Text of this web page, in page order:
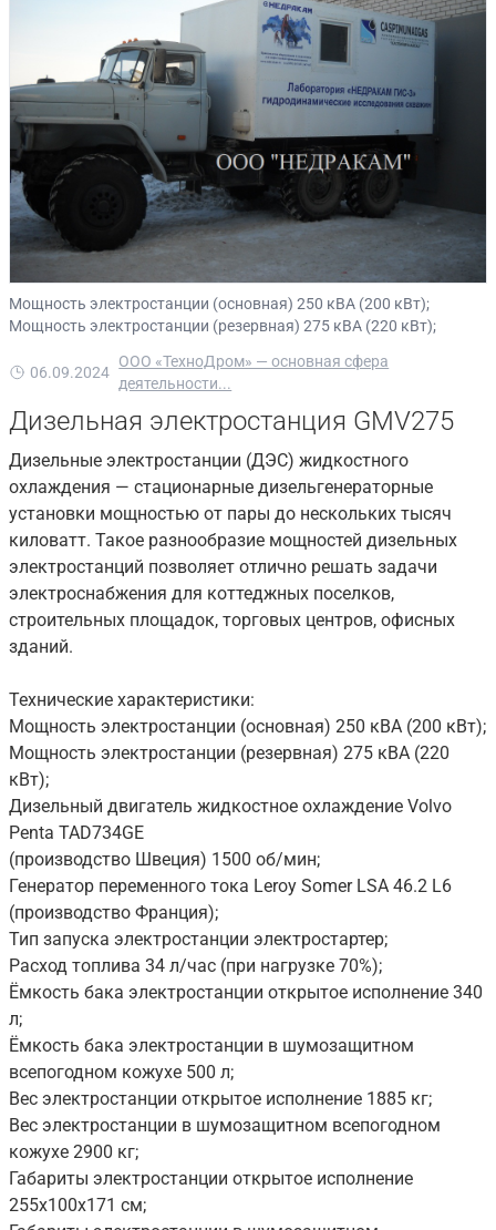
Мощность электростанции (основная) 250 кВА (200 кВт);
Мощность электростанции (резервная) 275 кВА (220 кВт);
06.09.2024
ООО «ТехноДром» — основная сфера
деятельности...
Дизельная электростанция GMV275
Дизельные электростанции (ДЭС) жидкостного
охлаждения — стационарные дизельгенераторные
установки мощностью от пары до нескольких тысяч
киловатт. Такое разнообразие мощностей дизельных
электростанций позволяет отлично решать задачи
электроснабжения для коттеджных поселков,
строительных площадок, торговых центров, офисных
зданий.
Технические характеристики:
Мощность электростанции (основная) 250 кВА (200 кВт);
Мощность электростанции (резервная) 275 кВА (220
кВт);
Дизельный двигатель жидкостное охлаждение Volvo
Penta TAD734GE
(производство Швеция) 1500 об/мин;
Генератор переменного тока Leroy Somer LSA 46.2 L6
(производство Франция);
Тип запуска электростанции электростартер;
Расход топлива 34 л/час (при нагрузке 70%);
Ёмкость бака электростанции открытое исполнение 340
л;
Ёмкость бака электростанции в шумозащитном
всепогодном кожухе 500 л;
Вес электростанции открытое исполнение 1885 кг;
Вес электростанции в шумозащитном всепогодном
кожухе 2900 кг;
Габариты электростанции открытое исполнение
255x100x171 см;